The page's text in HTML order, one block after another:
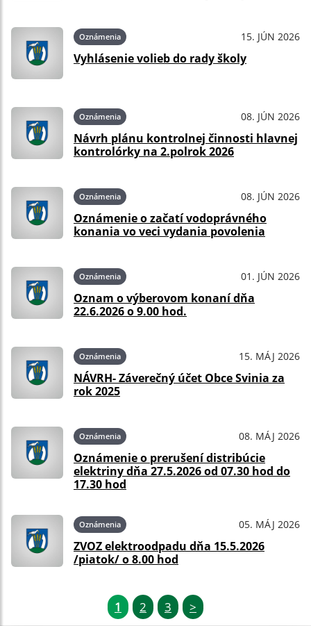
Oznámenia 15. JÚN 2026
Vyhlásenie volieb do rady školy
Oznámenia 08. JÚN 2026
Návrh plánu kontrolnej činnosti hlavnej
kontrolórky na 2.polrok 2026
Oznámenia 08. JÚN 2026
Oznámenie o začatí vodoprávného
konania vo veci vydania povolenia
Oznámenia 01. JÚN 2026
Oznam o výberovom konaní dňa
22.6.2026 o 9.00 hod.
Oznámenia 15. MÁJ 2026
NÁVRH- Záverečný účet Obce Svinia za
rok 2025
Oznámenia 08. MÁJ 2026
Oznámenie o prerušení distribúcie
elektriny dňa 27.5.2026 od 07.30 hod do
17.30 hod
Oznámenia 05. MÁJ 2026
ZVOZ elektroodpadu dňa 15.5.2026
/piatok/ o 8.00 hod
1 2 3 >